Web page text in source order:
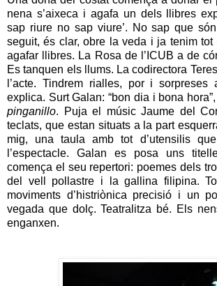
nena s’aixeca i agafa un dels llibres
sap riure no sap viure’. No sap que
seguit, és clar, obre la veda i ja tenim tot
agafar llibres. La Rosa de l’ICUB a de
Es tanquen els llums. La codirectora
l’acte. Tindrem rialles, por i sorpreses
explica. Surt Galan: “bon dia i bona
pinganillo. Puja el músic Jaume del
teclats, que estan situats a la part
mig, una taula amb tot d’utensilis
l’espectacle. Galan es posa uns
comença el seu repertori: poemes dels
del vell pollastre i la gallina filipina.
moviments d’histriònica precisió i un
vegada que dolç. Teatralitza bé. Els
enganxen.